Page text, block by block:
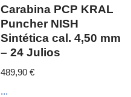
Carabina PCP KRAL
Puncher NISH
Sintética cal. 4,50 mm
– 24 Julios
489,90€
...